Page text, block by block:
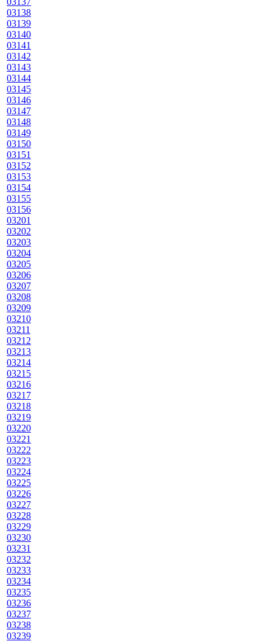
03138
03139
03140
03141
03142
03143
03144
03145
03146
03147
03148
03149
03150
03151
03152
03153
03154
03155
03156
03201
03202
03203
03204
03205
03206
03207
03208
03209
03210
03211
03212
03213
03214
03215
03216
03217
03218
03219
03220
03221
03222
03223
03224
03225
03226
03227
03228
03229
03230
03231
03232
03233
03234
03235
03236
03237
03238
03239